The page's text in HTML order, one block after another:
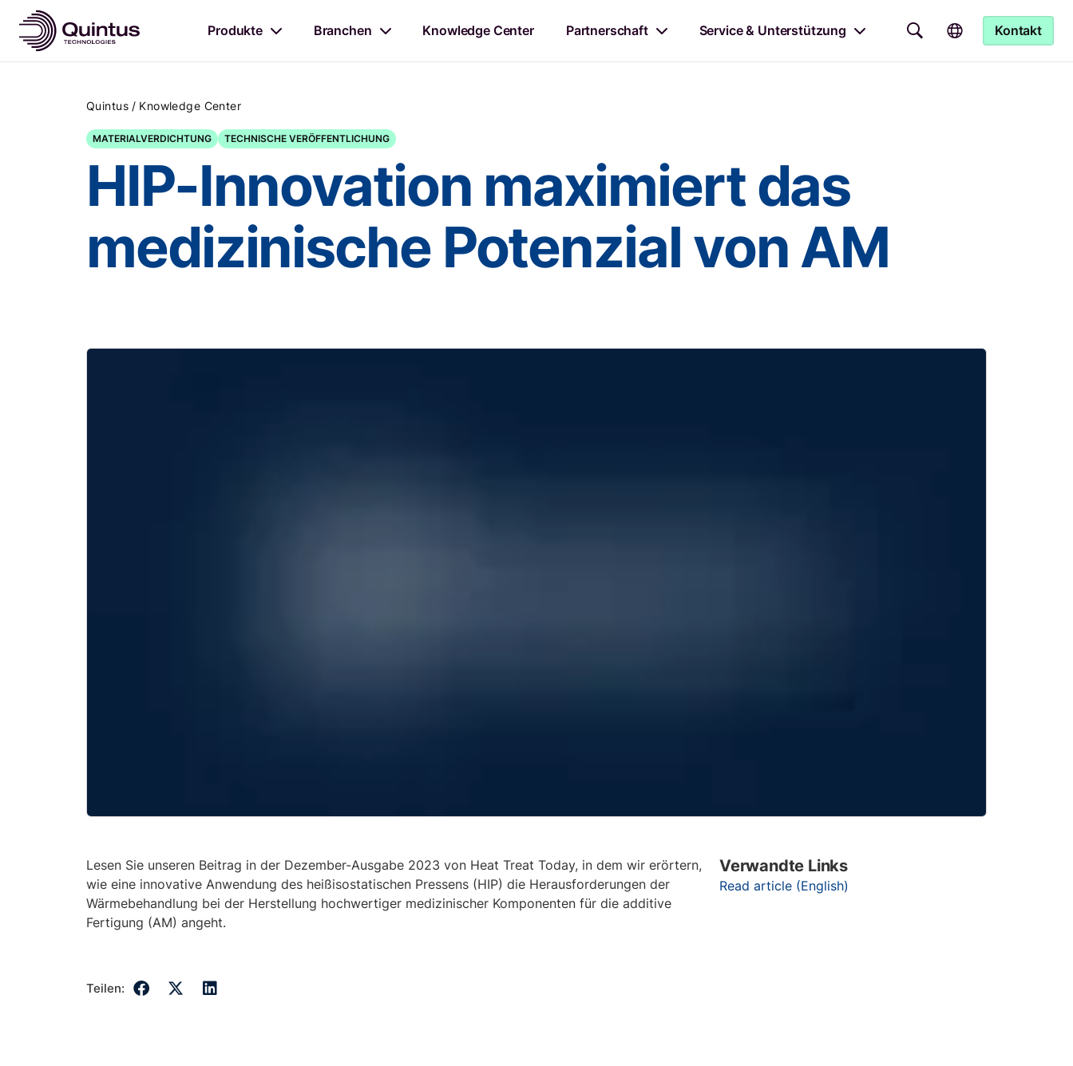
Produkte Branchen Knowledge Center Partnerschaft Service & Unterstützung Kontakt
Quintus / Knowledge Center
MATERIALVERDICHTUNG TECHNISCHE VERÖFFENTLICHUNG
HIP-Innovation maximiert das
medizinische Potenzial von AM
Lesen Sie unseren Beitrag in der Dezember-Ausgabe 2023 von Heat Treat Today, in dem wir erörtern,
wie eine innovative Anwendung des heißisostatischen Pressens (HIP) die Herausforderungen der
Wärmebehandlung bei der Herstellung hochwertiger medizinischer Komponenten für die additive
Fertigung (AM) angeht.
Verwandte Links
Read article (English)
Teilen: